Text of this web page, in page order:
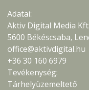
Adatai:
Aktiv Digital Media Kft.
5600 Békéscsaba,
office@aktivdigital.hu
+36 30 160 6979
Tevékenység:
Tárhelyüzemeltető